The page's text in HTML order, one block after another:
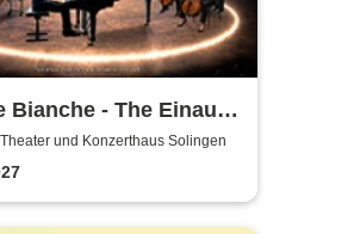
Bianche - The Einaudi
- Original Tribute
und Konzerthaus Solingen